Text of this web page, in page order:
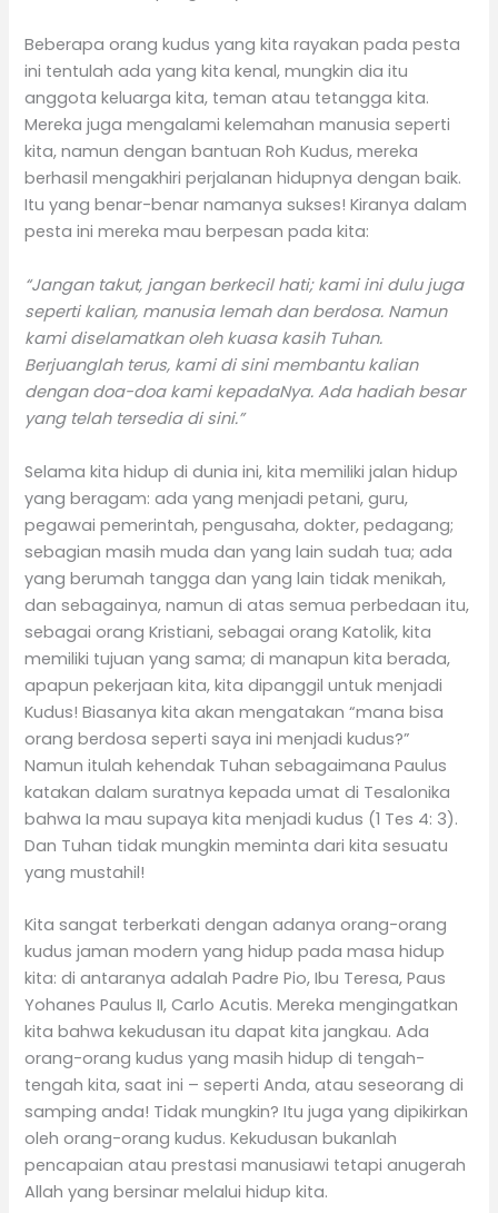
Beberapa orang kudus yang kita rayakan pada pesta
ini tentulah ada yang kita kenal, mungkin dia itu
anggota keluarga kita, teman atau tetangga kita.
Mereka juga mengalami kelemahan manusia seperti
kita, namun dengan bantuan Roh Kudus, mereka
berhasil mengakhiri perjalanan hidupnya dengan baik.
Itu yang benar-benar namanya sukses! Kiranya dalam
pesta ini mereka mau berpesan pada kita:
“Jangan takut, jangan berkecil hati; kami ini dulu juga
seperti kalian, manusia lemah dan berdosa. Namun
kami diselamatkan oleh kuasa kasih Tuhan.
Berjuanglah terus, kami di sini membantu kalian
dengan doa-doa kami kepadaNya. Ada hadiah besar
yang telah tersedia di sini.”
Selama kita hidup di dunia ini, kita memiliki jalan hidup
yang beragam: ada yang menjadi petani, guru,
pegawai pemerintah, pengusaha, dokter, pedagang;
sebagian masih muda dan yang lain sudah tua; ada
yang berumah tangga dan yang lain tidak menikah,
dan sebagainya, namun di atas semua perbedaan itu,
sebagai orang Kristiani, sebagai orang Katolik, kita
memiliki tujuan yang sama; di manapun kita berada,
apapun pekerjaan kita, kita dipanggil untuk menjadi
Kudus! Biasanya kita akan mengatakan “mana bisa
orang berdosa seperti saya ini menjadi kudus?”
Namun itulah kehendak Tuhan sebagaimana Paulus
katakan dalam suratnya kepada umat di Tesalonika
bahwa Ia mau supaya kita menjadi kudus (1 Tes 4: 3).
Dan Tuhan tidak mungkin meminta dari kita sesuatu
yang mustahil!
Kita sangat terberkati dengan adanya orang-orang
kudus jaman modern yang hidup pada masa hidup
kita: di antaranya adalah Padre Pio, Ibu Teresa, Paus
Yohanes Paulus II, Carlo Acutis. Mereka mengingatkan
kita bahwa kekudusan itu dapat kita jangkau. Ada
orang-orang kudus yang masih hidup di tengah-
tengah kita, saat ini – seperti Anda, atau seseorang di
samping anda! Tidak mungkin? Itu juga yang dipikirkan
oleh orang-orang kudus. Kekudusan bukanlah
pencapaian atau prestasi manusiawi tetapi anugerah
Allah yang bersinar melalui hidup kita.